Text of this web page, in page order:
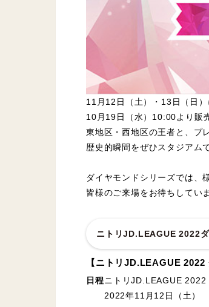
11月12日（土）・13日（日
10月19日（水）10:00より販
東地区・西地区の王者と、プ
歴史的瞬間をぜひスタジアム
ダイヤモンドシリーズでは、
皆様のご来場をお待ちしてい
ニトリJD.LEAGUE 2022
【ニトリJD.LEAGUE 2022
日程ニトリJD.LEAGUE
2022年11月12日（土）